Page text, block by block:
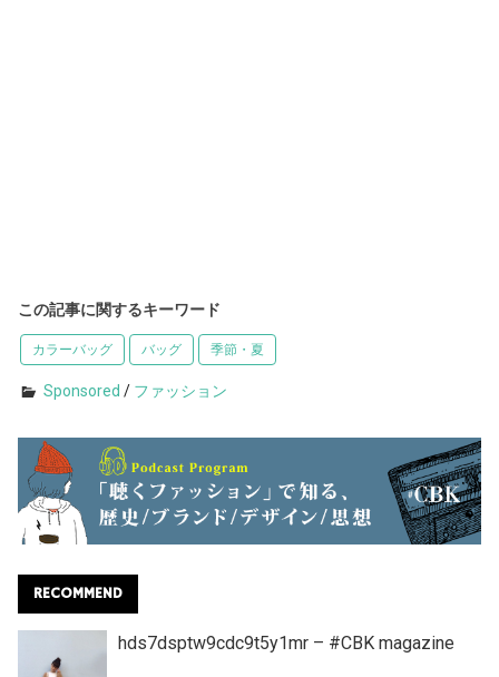
この記事に関するキーワード
カラーバッグ バッグ 季節・夏
Sponsored / ファッション
RECOMMEND
hds7dsptw9cdc9t5y1mr – #CBK magazine